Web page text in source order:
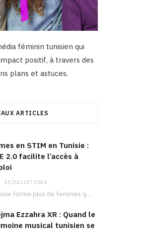
féminin tunisien qui
positif, à travers des
plans et astuces.
ARTICLES
en STIM en Tunisie :
2.0 facilite l’accès à
15 JUILLET 2026
La Tunisie forme plus de femmes que d’hommes dans les filières scientifiques. Pourtant, pour beaucoup…
Ezzahra XR : Quand le
musical tunisien se